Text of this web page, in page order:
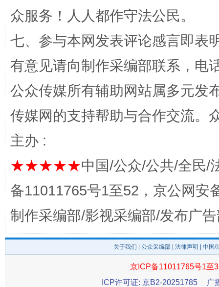
完善运行机制助力责任有效落实 一纸欠
东山县通报“牛蛙产品抗生素超标问题” 法
众服务！人人都作守法公民。
七、参与本网发表评论感言即表
有意见请向制作采编部联系，电
公众传媒所有辅助网站属多元发
传媒网的支持帮助与合作交流。
主办 :
★★★★★中国/公众/公共/全民/
备11011765号1至52，京公网安
制作采编部/影视采编部/发布广
关于我们 公众采编部 法律声明 | 中国
京ICP备11011765号1至
ICP许可证: 京B2-20251785
广